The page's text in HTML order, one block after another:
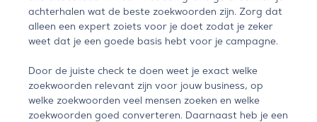
achterhalen wat de beste zoekwoorden zijn. Zorg dat
alleen een expert zoiets voor je doet zodat je zeker
weet dat je een goede basis hebt voor je campagne.
Door de juiste check te doen weet je exact welke
zoekwoorden relevant zijn voor jouw business, op
welke zoekwoorden veel mensen zoeken en welke
zoekwoorden goed converteren. Daarnaast heb je een